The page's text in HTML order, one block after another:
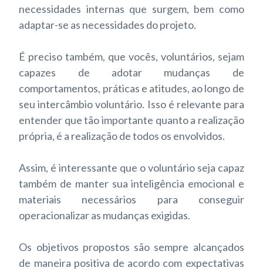
necessidades internas que surgem, bem como
adaptar-se as necessidades do projeto.
É preciso também, que vocês, voluntários, sejam
capazes de adotar mudanças de
comportamentos, práticas e atitudes, ao longo de
seu intercâmbio voluntário. Isso é relevante para
entender que tão importante quanto a realização
própria, é a realização de todos os envolvidos.
Assim, é interessante que o voluntário seja capaz
também de manter sua inteligência emocional e
materiais necessários para conseguir
operacionalizar as mudanças exigidas.
Os objetivos propostos são sempre alcançados
de maneira positiva de acordo com expectativas